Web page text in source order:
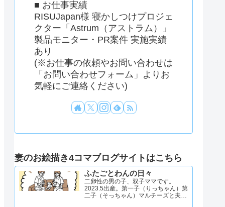
■ お仕事実績
RISUJapan様 寝かしつけプロジェ
クター「Astrum（アストラム）」
製品モニター・PR案件 実施実績
あり
(※お仕事の依頼やお問い合わせは
「お問い合わせフォーム」よりお
気軽にご連絡ください)
妻のお絵描き4コマブログサイトはこちら
ふたごとわんの日々
二卵性の男の子、双子ママです。
2023.5出産。第一子（りっちゃん）第
二子（そっちゃん）マルチーズと夫と